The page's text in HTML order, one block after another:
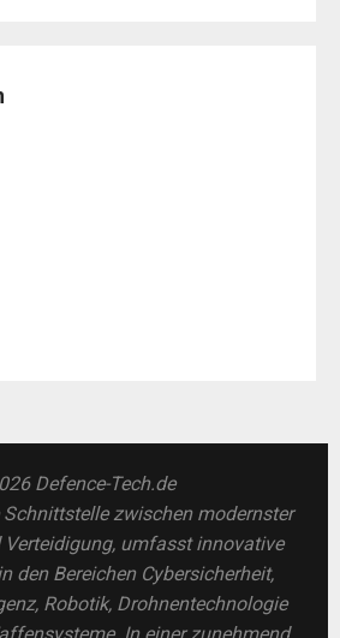
Defence-Tech.de
Schnittstelle zwischen modernster
Verteidigung, umfasst innovative
den Bereichen Cybersicherheit,
Robotik, Drohnentechnologie